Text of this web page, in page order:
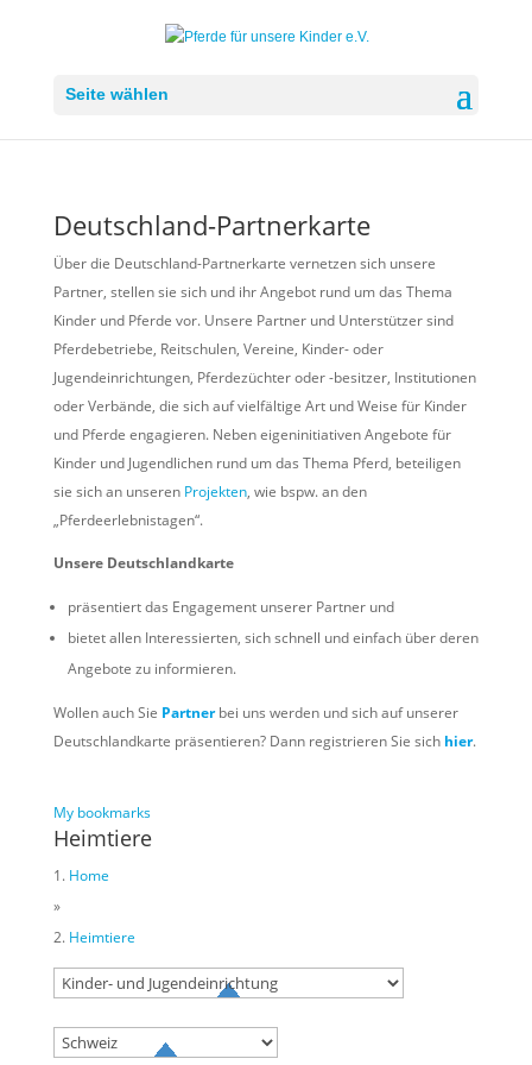
Seite wählen
Deutschland-Partnerkarte
Über die Deutschland-Partnerkarte vernetzen sich unsere
Partner, stellen sie sich und ihr Angebot rund um das Thema
Kinder und Pferde vor. Unsere Partner und Unterstützer sind
Pferdebetriebe, Reitschulen, Vereine, Kinder- oder
Jugendeinrichtungen, Pferdezüchter oder -besitzer, Institutionen
oder Verbände, die sich auf vielfältige Art und Weise für Kinder
und Pferde engagieren. Neben eigeninitiativen Angebote für
Kinder und Jugendlichen rund um das Thema Pferd, beteiligen
sie sich an unseren Projekten, wie bspw. an den
„Pferdeerlebnistagen“.
Unsere Deutschlandkarte
präsentiert das Engagement unserer Partner und
bietet allen Interessierten, sich schnell und einfach über deren
Angebote zu informieren.
Wollen auch Sie Partnerbei uns werden und sich auf unserer
Deutschlandkarte präsentieren? Dann registrieren Sie sich hier.
My bookmarks
Heimtiere
Home
»
Heimtiere